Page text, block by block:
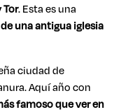
. Esta es una
una antigua iglesia
ciudad de
Aquí año con
famoso que ver en